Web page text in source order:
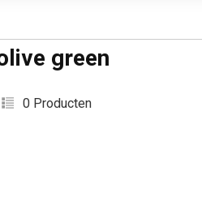
green
0 Producten